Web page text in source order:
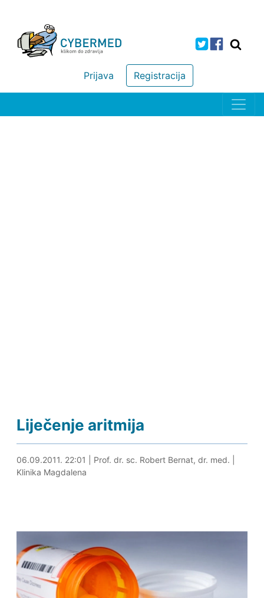
Registracija
Prijava
Liječenje aritmija
30.04.2024. 19:58
06.09.2011. 22:01 Prof. dr. sc. Robert Bernat, dr. med.
Klinika Magdalena